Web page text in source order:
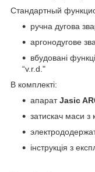
Стандартный
ручна дугова
аргонодугове
вбудовані
“v.r.d."
В комплекті:
апарат Jasic
затискач маси
інструкція з